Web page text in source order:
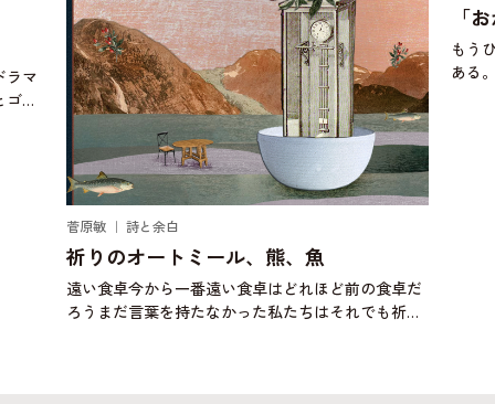
ラマ
キ
菅原敏 ｜ 詩と余白
祈りのオートミール、熊、魚
遠い食卓今から一番遠い食卓はどれほど前の食卓だ
ろうまだ言葉を持たなかった私たちはそれでも祈り
「
もう
ある